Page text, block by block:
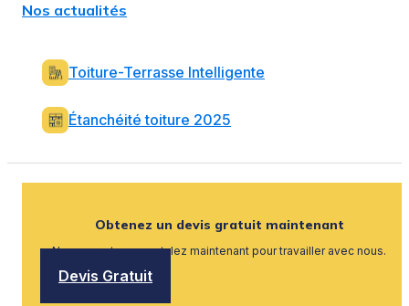
Nos actualités
Toiture-Terrasse Intelligente
Étanchéité toiture 2025
Obtenez un devis gratuit maintenant
Nous recrutons, postulez maintenant pour travailler avec nous.
Devis Gratuit